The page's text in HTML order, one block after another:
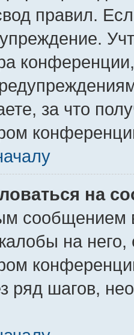
правил.
за что
на
сообщением
на
ряд шагов,